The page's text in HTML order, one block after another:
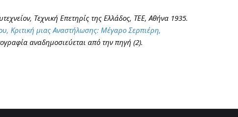
Τεχνική Επετηρίς της Ελλάδος, ΤΕΕ, Αθήνα 1935.
Κριτική μιας Αναστήλωσης: Μέγαρο Σερπιέρη,
αναδημοσιεύεται από την πηγή (2).